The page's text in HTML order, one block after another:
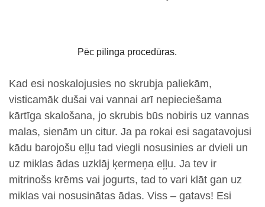
Pēc pīlinga procedūras.
Kad esi noskalojusies no skrubja paliekām,
visticamāk dušai vai vannai arī nepieciešama
kārtīga skalošana, jo skrubis būs nobiris uz vannas
malas, sienām un citur. Ja pa rokai esi sagatavojusi
kādu barojošu eļļu tad viegli nosusinies ar dvieli un
uz miklas ādas uzklāj ķermeņa eļļu. Ja tev ir
mitrinošs krēms vai jogurts, tad to vari klāt gan uz
miklas vai nosusinātas ādas. Viss – gatavs! Esi